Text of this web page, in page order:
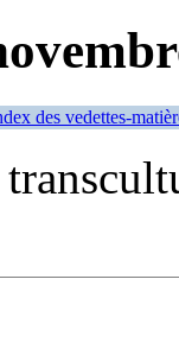
des vedettes-